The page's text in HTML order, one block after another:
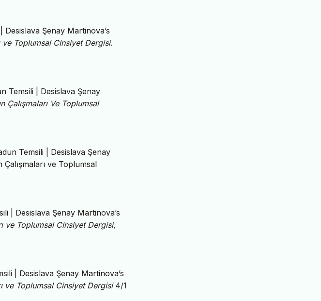
Şenay Martinova’s
ve Toplumsal Cinsiyet Dergisi.
Temsili | Desislava Şenay
Çalışmaları Ve Toplumsal
Temsili | Desislava Şenay
ve Toplumsal
| Desislava Şenay Martinova’s
ve Toplumsal Cinsiyet Dergisi,
| Desislava Şenay Martinova’s
ve Toplumsal Cinsiyet Dergisi4/1